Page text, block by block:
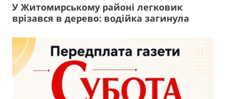
У Житомирському районі легковик
врізався в дерево: водійка загинула